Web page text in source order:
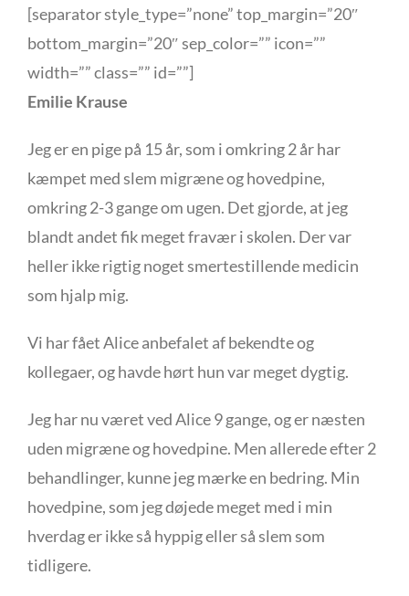
[separator style_type=”none” top_margin=”20″
bottom_margin=”20″ sep_color=”” icon=””
width=”” class=”” id=””]
Emilie Krause
Jeg er en pige på 15 år, som i omkring 2 år har
kæmpet med slem migræne og hovedpine,
omkring 2-3 gange om ugen. Det gjorde, at jeg
blandt andet fik meget fravær i skolen. Der var
heller ikke rigtig noget smertestillende medicin
som hjalp mig.
Vi har fået Alice anbefalet af bekendte og
kollegaer, og havde hørt hun var meget dygtig.
Jeg har nu været ved Alice 9 gange, og er næsten
uden migræne og hovedpine. Men allerede efter 2
behandlinger, kunne jeg mærke en bedring. Min
hovedpine, som jeg døjede meget med i min
hverdag er ikke så hyppig eller så slem som
tidligere.